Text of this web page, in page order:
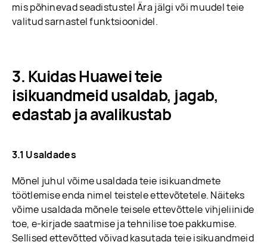
mis põhinevad seadistustel Ära jälgi või muudel teie
valitud sarnastel funktsioonidel.
Kuidas Huawei teie
isikuandmeid usaldab, jagab,
edastab ja avalikustab
3.1 Usaldades
Mõnel juhul võime usaldada teie isikuandmete
töötlemise enda nimel teistele ettevõtetele. Näiteks
võime usaldada mõnele teisele ettevõttele vihjeliinide
toe, e-kirjade saatmise ja tehnilise toe pakkumise.
Sellised ettevõtted võivad kasutada teie isikuandmeid